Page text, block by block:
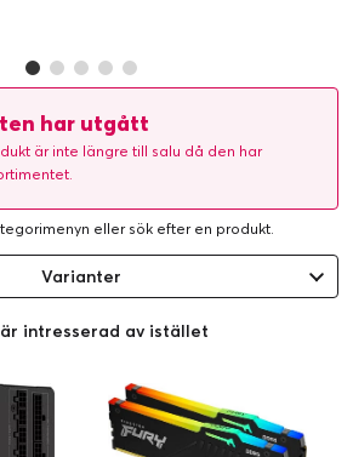
har utgått
är inte längre till salu då den har
eller sök efter en produkt.
Varianter
intresserad av istället